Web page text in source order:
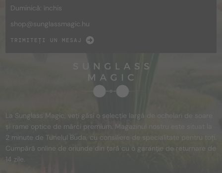
Duminică: închis
shop@sunglassmagic.hu
TRIMITEȚI UN MESAJ
La Sunglass Magic, veți găsi o selecție largă de ochelari de soare
și rame optice de mărci premium. Magazinul nostru este situat la
2 minute de Tunelul Buda, cu consiliere de specialitate pentru toți.
Cumpără online de oriunde din țară cu o garanție de returnare de
14 zile.